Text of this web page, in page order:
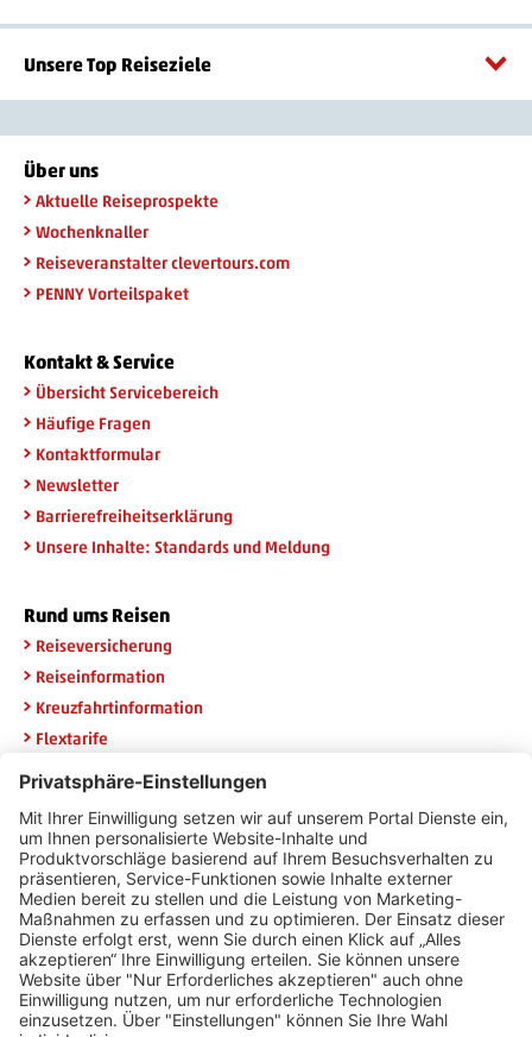
Unsere Top Reiseziele
Über uns
Aktuelle Reiseprospekte
Wochenknaller
Reiseveranstalter clevertours.com
PENNY Vorteilspaket
Kontakt & Service
Übersicht Servicebereich
Häufige Fragen
Kontaktformular
Newsletter
Barrierefreiheitserklärung
Unsere Inhalte: Standards und Meldung
Rund ums Reisen
Reiseversicherung
Reiseinformation
Kreuzfahrtinformation
Flextarife
Widerruf HanseMerkur
Newsletteranmeldung
Erhalten Sie die neuesten Angebote per E-Mail und sichern Sie
sich 20 Euro Urlaubsgeld.
E-Mail Adresse